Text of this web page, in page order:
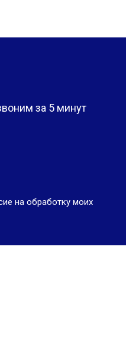
за 5 минут
на обработку моих